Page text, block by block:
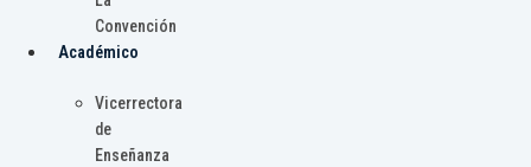
Convención
Académico
Vicerrectora
de
Enseñanza